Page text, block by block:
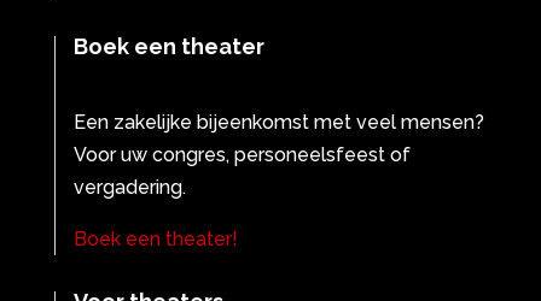
Boek een theater
Een zakelijke bijeenkomst met veel mensen?
Voor uw congres, personeelsfeest of
vergadering.
Boek een theater!